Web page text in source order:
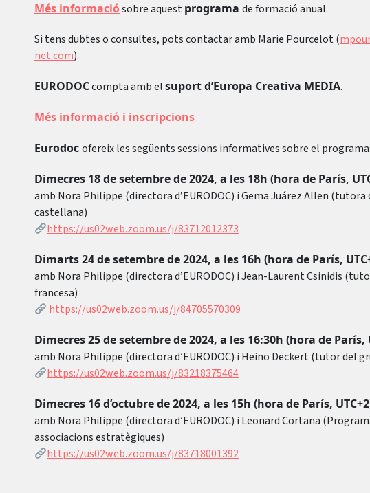
Més informaciósobre aquestprograma de formació anual.
Si tens dubtes o consultes, pots contactar amb Marie Pourcelot (
net.com).
EURODOCcompta amb elsuport d’Europa Creativa MEDIA.
Més informació i inscripcions
Eurodocofereix les següents sessions informatives sobre el programa:
Dimecres 18 de setembre de 2024, a les 18h (hora de París,
amb Nora Philippe (directora d’EURODOC) i Gema Juárez Allen (tutora
castellana)
https://us02web.zoom.us/j/83712012373
Dimarts 24 de setembre de 2024, a les 16h (hora de París,
amb Nora Philippe (directora d’EURODOC) i Jean-Laurent Csinidis
francesa)
https://us02web.zoom.us/j/84705570309
Dimecres 25 de setembre de 2024, a les 16:30h (hora de París,
amb Nora Philippe (directora d’EURODOC) i Heino Deckert (tutor del
https://us02web.zoom.us/j/83218375464
Dimecres 16 d’octubre de 2024, a les 15h (hora de París,
amb Nora Philippe (directora d’EURODOC) i Leonard Cortana
associacions estratègiques)
https://us02web.zoom.us/j/83718001392